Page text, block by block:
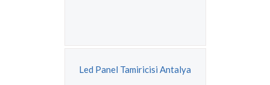
Led Panel Tamiricisi Antalya